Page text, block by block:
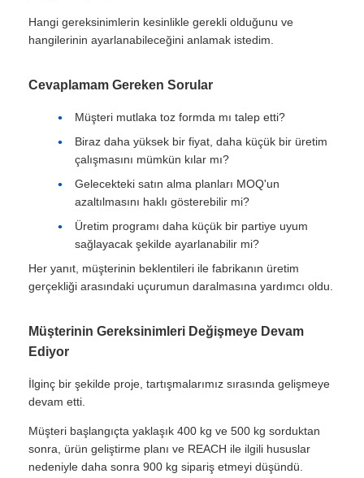
Hangi gereksinimlerin kesinlikle gerekli olduğunu ve
hangilerinin ayarlanabileceğini anlamak istedim.
Cevaplamam Gereken Sorular
Müşteri mutlaka toz formda mı talep etti?
Biraz daha yüksek bir fiyat, daha küçük bir üretim
çalışmasını mümkün kılar mı?
Gelecekteki satın alma planları MOQ'un
azaltılmasını haklı gösterebilir mi?
Üretim programı daha küçük bir partiye uyum
sağlayacak şekilde ayarlanabilir mi?
Her yanıt, müşterinin beklentileri ile fabrikanın üretim
gerçekliği arasındaki uçurumun daralmasına yardımcı oldu.
Müşterinin Gereksinimleri Değişmeye Devam
Ediyor
İlginç bir şekilde proje, tartışmalarımız sırasında gelişmeye
devam etti.
Müşteri başlangıçta yaklaşık 400 kg ve 500 kg sorduktan
sonra, ürün geliştirme planı ve REACH ile ilgili hususlar
nedeniyle daha sonra 900 kg sipariş etmeyi düşündü.